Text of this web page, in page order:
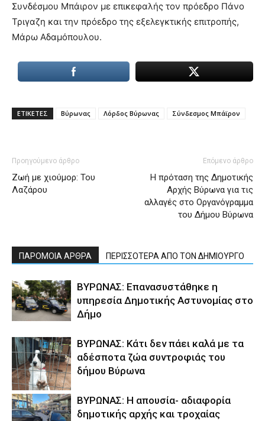
Συνδέσμου Μπάιρον με επικεφαλής τον πρόεδρο Πάνο
Τριγαζη και την πρόεδρο της εξελεγκτικής επιτροπής,
Μάρω Αδαμόπουλου.
ΕΤΙΚΕΤΕΣ Βύρωνας Λόρδος Βύρωνας Σύνδεσμος Μπάϊρον
Προηγούμενο άρθρο
Ζωή με χιούμορ: Του
Λαζάρου
Επόμενο άρθρο
Η πρόταση της Δημοτικής
Αρχής Βύρωνα για τις
αλλαγές στο Οργανόγραμμα
του Δήμου Βύρωνα
ΠΑΡΟΜΟΙΑ ΑΡΘΡΑ ΠΕΡΙΣΣΟΤΕΡΑ ΑΠΟ ΤΟΝ ΔΗΜΙΟΥΡΓΟ
ΒΥΡΩΝΑΣ: Επανασυστάθηκε η
υπηρεσία Δημοτικής Αστυνομίας στο
Δήμο
ΒΥΡΩΝΑΣ: Κάτι δεν πάει καλά με τα
αδέσποτα ζώα συντροφιάς του
δήμου Βύρωνα
ΒΥΡΩΝΑΣ: Η απουσία- αδιαφορία
δημοτικής αρχής και τροχαίας